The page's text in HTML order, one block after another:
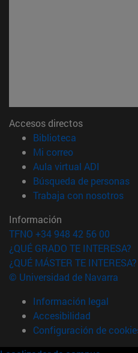
Accesos directos
Biblioteca
Mi correo(abre en nueva
Aula virtual ADI
Búsqueda de personas
Trabaja con nosotros
Información
TFNO +34 948 42 56 00
¿QUÉ GRADO TE INTERESA?
¿QUÉ MÁSTER TE INTERESA?
© Universidad de Navarra
Información legal
Accesibilidad
Configuración de